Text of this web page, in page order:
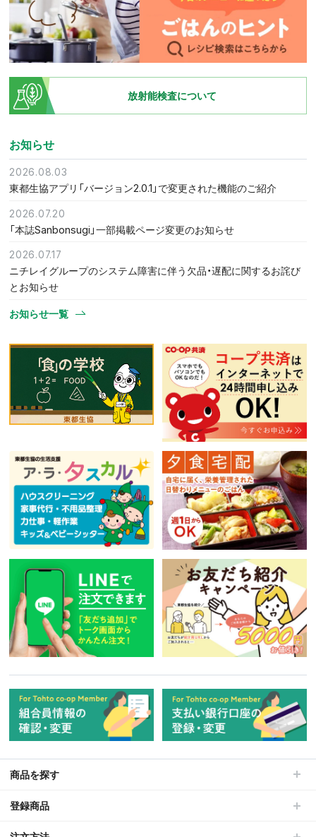
放射能検査について
お知らせ
2026.08.03
東都生協アプリ「バージョン2.0.1」で変更された機能のご紹介
2026.07.20
「本誌Sanbonsugi」一部掲載ページ変更のお知らせ
2026.07.17
ニチレイグループのシステム障害に伴う欠品・遅配に関するお詫び
とお知らせ
お知らせ一覧
商品を探す
登録商品